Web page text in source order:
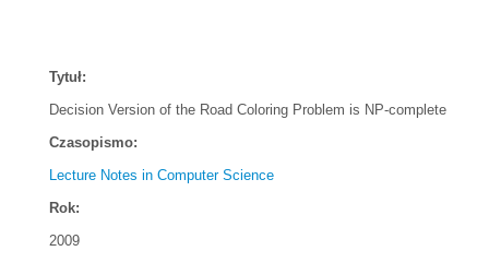
Tytuł:
Decision Version of the Road Coloring Problem is NP-complete
Czasopismo:
Lecture Notes in Computer Science
Rok:
2009